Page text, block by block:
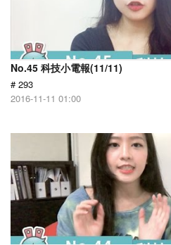
No.45 科技小電報(11/11)
# 293
2016-11-11 01:00